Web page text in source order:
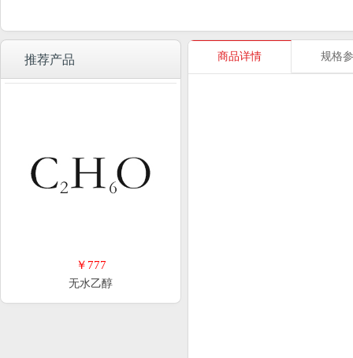
推荐产品
￥777
无水乙醇
商品详情 规格